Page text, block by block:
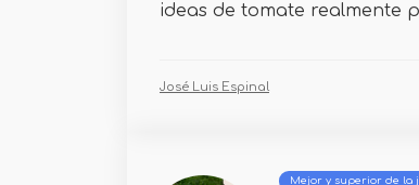
ideas de tomate realmente
José Luis Espinal
Mejor y superior de la